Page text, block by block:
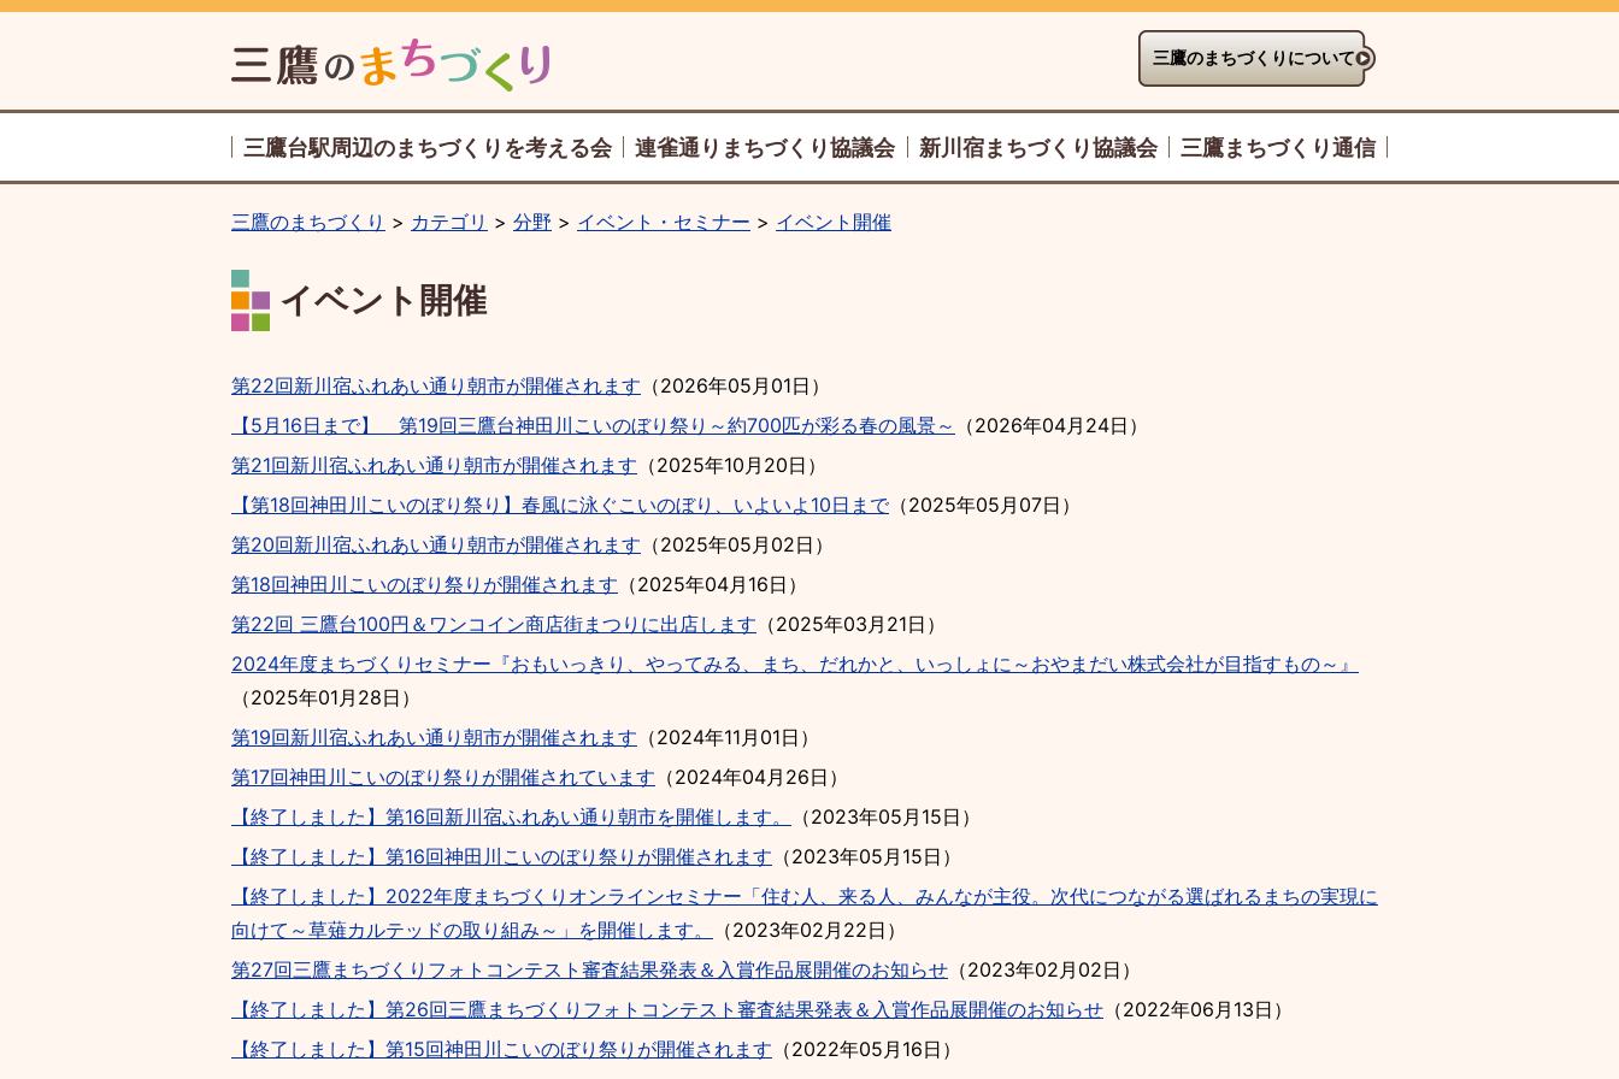
三鷹のまちづくりについて
三鷹台駅周辺のまちづくりを考える会 連雀通りまちづくり協議会 新川宿まちづくり協議会 三鷹まちづくり通信
三鷹のまちづくり カテゴリ 分野 イベント・セミナー イベント開催
イベント開催
第22回新川宿ふれあい通り朝市が開催されます （2026年05月01日 ）
【5月16日まで】 第19回三鷹台神田川こいのぼり祭り～約700匹が彩る春の風景～
（2026年04月24日 ）
第21回新川宿ふれあい通り朝市が開催されます （2025年10月20日 ）
【第18回神田川こいのぼり祭り】春風に泳ぐこいのぼり、いよいよ10日まで（2025年05月07日 ）
第20回新川宿ふれあい通り朝市が開催されます （2025年05月02日 ）
第18回神田川こいのぼり祭りが開催されます （2025年04月16日 ）
第22回 三鷹台100円＆ワンコイン商店街まつりに出店します （2025年03月21日 ）
2024年度まちづくりセミナー『おもいっきり、やってみる、まち、だれかと、いっしょに～おやまだい株式会社が目指すもの～』
（2025年01月28日 ）
第19回新川宿ふれあい通り朝市が開催されます （2024年11月01日 ）
第17回神田川こいのぼり祭りが開催されています （2024年04月26日 ）
【終了しました】第16回新川宿ふれあい通り朝市を開催します。
（2023年05月15日 ）
【終了しました】第16回神田川こいのぼり祭りが開催されます （2023年05月15日 ）
【終了しました】2022年度まちづくりオンラインセミナー「住む人、来る人、みんなが主役。次代につながる選ばれるまちの実現に
向けて～草薙カルテッドの取り組み～」を開催します。
（2023年02月22日 ）
第27回三鷹まちづくりフォトコンテスト審査結果発表＆入賞作品展開催のお知らせ （2023年02月02日 ）
【終了しました】第26回三鷹まちづくりフォトコンテスト審査結果発表＆入賞作品展開催のお知らせ （2022年06月13日 ）
【終了しました】第15回神田川こいのぼり祭りが開催されます （2022年05月16日 ）